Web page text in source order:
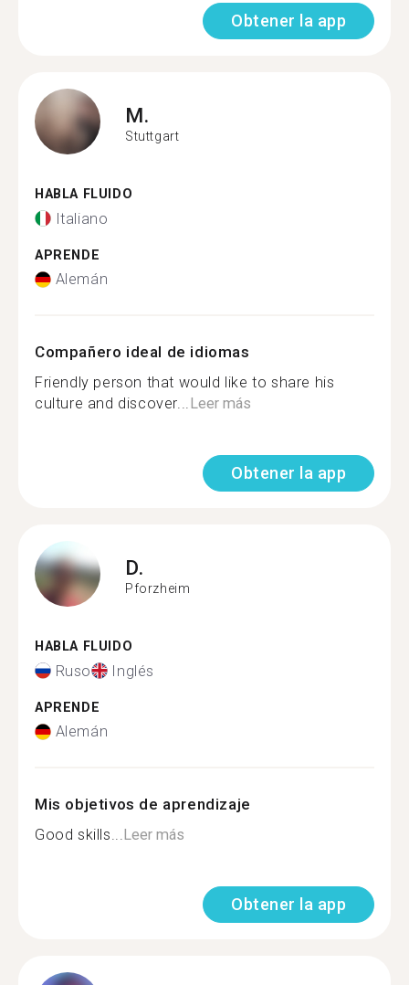
Obtener la app
M.
Stuttgart
HABLA FLUIDO
Italiano
APRENDE
Alemán
Compañero ideal de idiomas
Friendly person that would like to share his
culture and discover...Leer más
Obtener la app
D.
Pforzheim
HABLA FLUIDO
Ruso Inglés
APRENDE
Alemán
Mis objetivos de aprendizaje
Good skills...Leer más
Obtener la app